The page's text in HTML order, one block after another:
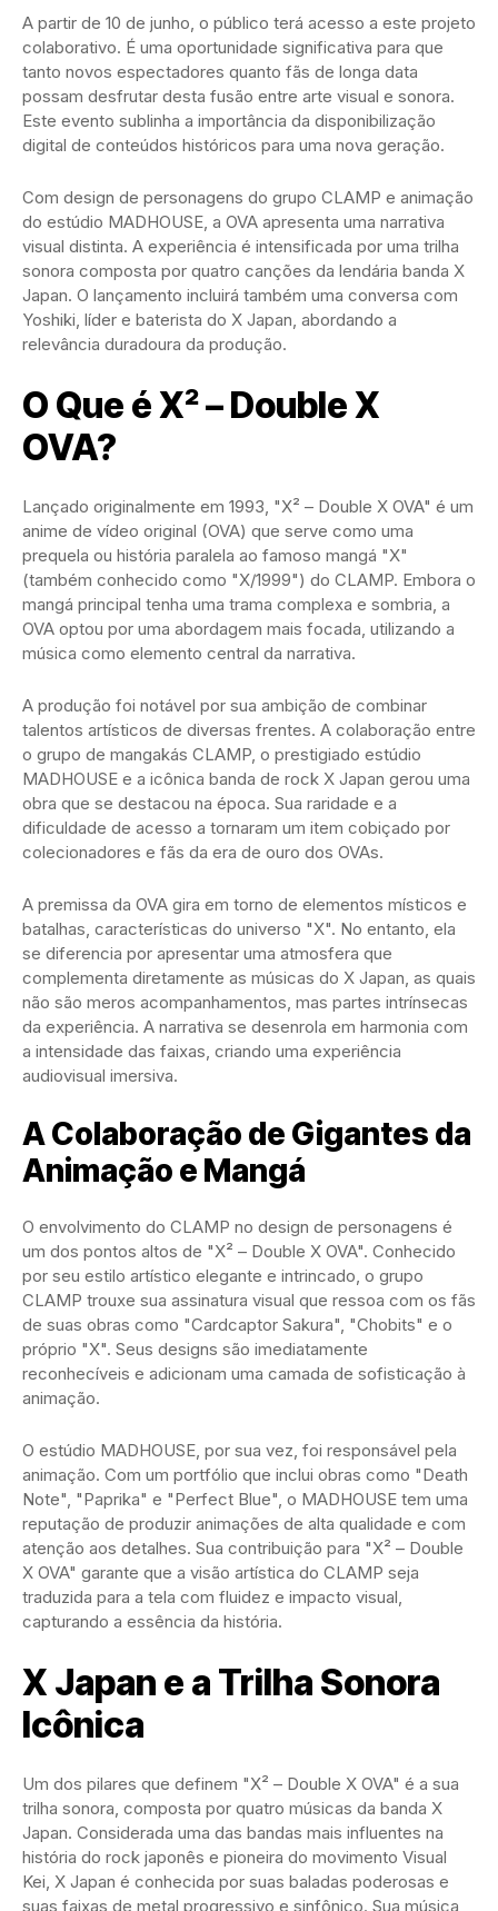
A partir de 10 de junho, o público terá acesso a este projeto
colaborativo. É uma oportunidade significativa para que
tanto novos espectadores quanto fãs de longa data
possam desfrutar desta fusão entre arte visual e sonora.
Este evento sublinha a importância da disponibilização
digital de conteúdos históricos para uma nova geração.
Com design de personagens do grupo CLAMP e animação
do estúdio MADHOUSE, a OVA apresenta uma narrativa
visual distinta. A experiência é intensificada por uma trilha
sonora composta por quatro canções da lendária banda X
Japan. O lançamento incluirá também uma conversa com
Yoshiki, líder e baterista do X Japan, abordando a
relevância duradoura da produção.
O Que é X² – Double X
OVA?
Lançado originalmente em 1993, "X² – Double X OVA" é um
anime de vídeo original (OVA) que serve como uma
prequela ou história paralela ao famoso mangá "X"
(também conhecido como "X/1999") do CLAMP. Embora o
mangá principal tenha uma trama complexa e sombria, a
OVA optou por uma abordagem mais focada, utilizando a
música como elemento central da narrativa.
A produção foi notável por sua ambição de combinar
talentos artísticos de diversas frentes. A colaboração entre
o grupo de mangakás CLAMP, o prestigiado estúdio
MADHOUSE e a icônica banda de rock X Japan gerou uma
obra que se destacou na época. Sua raridade e a
dificuldade de acesso a tornaram um item cobiçado por
colecionadores e fãs da era de ouro dos OVAs.
A premissa da OVA gira em torno de elementos místicos e
batalhas, características do universo "X". No entanto, ela
se diferencia por apresentar uma atmosfera que
complementa diretamente as músicas do X Japan, as quais
não são meros acompanhamentos, mas partes intrínsecas
da experiência. A narrativa se desenrola em harmonia com
a intensidade das faixas, criando uma experiência
audiovisual imersiva.
A Colaboração de Gigantes da
Animação e Mangá
O envolvimento do CLAMP no design de personagens é
um dos pontos altos de "X² – Double X OVA". Conhecido
por seu estilo artístico elegante e intrincado, o grupo
CLAMP trouxe sua assinatura visual que ressoa com os fãs
de suas obras como "Cardcaptor Sakura", "Chobits" e o
próprio "X". Seus designs são imediatamente
reconhecíveis e adicionam uma camada de sofisticação à
animação.
O estúdio MADHOUSE, por sua vez, foi responsável pela
animação. Com um portfólio que inclui obras como "Death
Note", "Paprika" e "Perfect Blue", o MADHOUSE tem uma
reputação de produzir animações de alta qualidade e com
atenção aos detalhes. Sua contribuição para "X² – Double
X OVA" garante que a visão artística do CLAMP seja
traduzida para a tela com fluidez e impacto visual,
capturando a essência da história.
X Japan e a Trilha Sonora
Icônica
Um dos pilares que definem "X² – Double X OVA" é a sua
trilha sonora, composta por quatro músicas da banda X
Japan. Considerada uma das bandas mais influentes na
história do rock japonês e pioneira do movimento Visual
Kei, X Japan é conhecida por suas baladas poderosas e
suas faixas de metal progressivo e sinfônico. Sua música